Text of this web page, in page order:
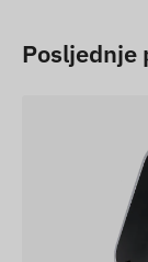
Posljednje